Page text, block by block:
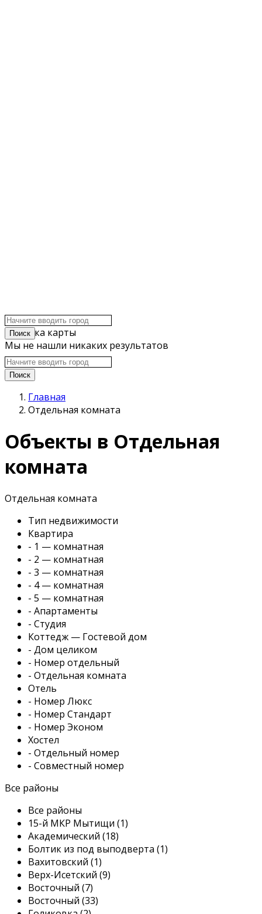
click to enable zoom
Загрузка карты
Мы не нашли никаких результатов
Открыть карту
Главная
Отдельная комната
Объекты в Отдельная
комната
Отдельная комната
Тип недвижимости
Квартира
- 1 — комнатная
- 2 — комнатная
- 3 — комнатная
- 4 — комнатная
- 5 — комнатная
- Апартаменты
- Студия
Коттедж — Гостевой дом
- Дом целиком
- Номер отдельный
- Отдельная комната
Отель
- Номер Люкс
- Номер Стандарт
- Номер Эконом
Хостел
- Отдельный номер
- Совместный номер
Все районы
Все районы
15-й МКР Мытищи (1)
Академический (18)
Болтик из под выподверта (1)
Вахитовский (1)
Верх-Исетский (9)
Восточный (7)
Восточный (33)